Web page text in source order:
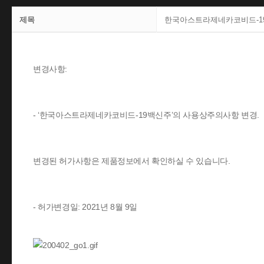
제목 한국아스트라제네카코비드-
변경사항:
- ‘한국아스트라제네카코비드-19백신주’의 사용상주의사항 변경.
변경된 허가사항은 제품정보에서 확인하실 수 있습니다.
- 허가변경일: 2021년 8월 9일